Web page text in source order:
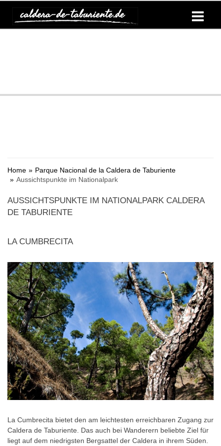
Home
Parque Nacional de la Caldera de Taburiente
Aussichtspunkte im Nationalpark
AUSSICHTSPUNKTE IM NATIONALPARK CALDERA
DE TABURIENTE
LA CUMBRECITA
La Cumbrecita bietet den am leichtesten erreichbaren Zugang zur
Caldera de Taburiente. Das auch bei Wanderern beliebte Ziel für
liegt auf dem niedrigsten Bergsattel der Caldera in ihrem Süden.